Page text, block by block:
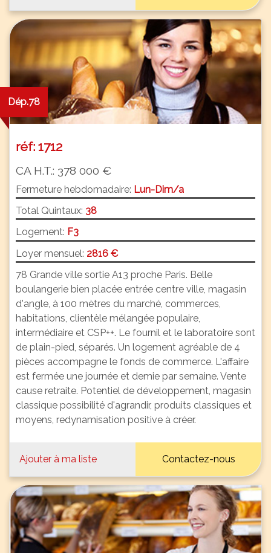
Dép.78
réf: 1712
CA H.T.: 378 000 €
Fermeture hebdomadaire: Lun-Dim/a
Total Quintaux: 38
Logement: F3
Loyer mensuel: 2816 €
78 Grande ville sortie A13 proche Paris. Belle
boulangerie bien placée entrée centre ville, magasin
d'angle, à 100 mètres du marché, commerces,
habitations, clientèle mélangée populaire,
intermédiaire et CSP++. Le fournil et le laboratoire sont
de plain-pied, séparés. Un logement agréable de 4
pièces accompagne le fonds de commerce. L'affaire
est fermée une journée et demie par semaine. Vente
cause retraite. Potentiel de développement, magasin
classique possibilité d'agrandir, produits classiques et
moyens, redynamisation positive à créer.
Ajouter à ma liste Contactez-nous